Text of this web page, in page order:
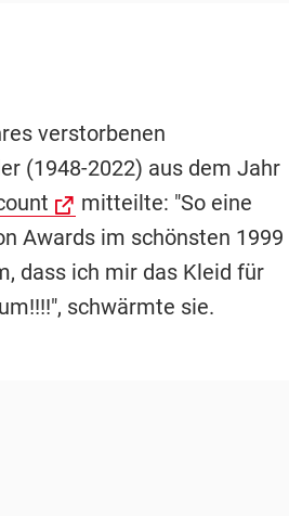
verstorbenen
(1948-2022) aus dem Jahr
mitteilte: "So eine
Awards im schönsten 1999
dass ich mir das Kleid für
schwärmte sie.